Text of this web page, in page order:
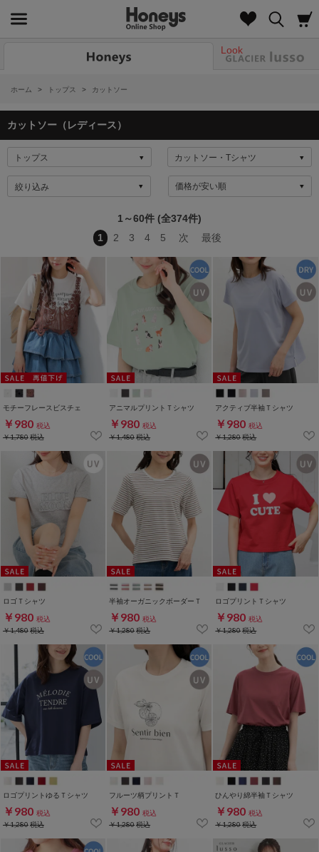
Look
ホーム > トップス > カットソー
カットソー（レディース）
絞り込み
1～60件 (全374件)
1
2 3 4 5 次 最後
モチーフレースビスチェ
￥980 税込
￥1,780税込
アニマルプリントＴシャツ
￥980 税込
￥1,480税込
アクティブ半袖Ｔシャツ
￥980 税込
￥1,280税込
ロゴＴシャツ
￥980 税込
￥1,480税込
半袖オーガニックボーダーＴ
￥980 税込
￥1,280税込
ロゴプリントＴシャツ
￥980 税込
￥1,280税込
ロゴプリントゆるＴシャツ
￥980 税込
￥1,280税込
フルーツ柄プリントＴ
￥980 税込
￥1,280税込
ひんやり綿半袖Ｔシャツ
￥980 税込
￥1,280税込